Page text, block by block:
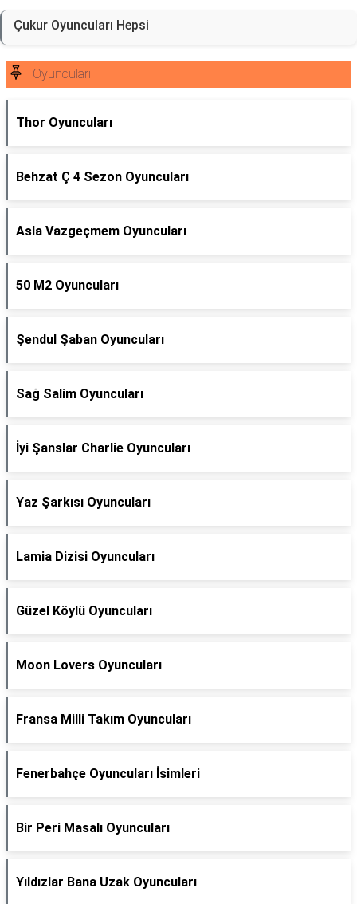
Çukur Oyuncuları Hepsi
Oyuncuları
Thor Oyuncuları
Behzat Ç 4 Sezon Oyuncuları
Asla Vazgeçmem Oyuncuları
50 M2 Oyuncuları
Şendul Şaban Oyuncuları
Sağ Salim Oyuncuları
İyi Şanslar Charlie Oyuncuları
Yaz Şarkısı Oyuncuları
Lamia Dizisi Oyuncuları
Güzel Köylü Oyuncuları
Moon Lovers Oyuncuları
Fransa Milli Takım Oyuncuları
Fenerbahçe Oyuncuları İsimleri
Bir Peri Masalı Oyuncuları
Yıldızlar Bana Uzak Oyuncuları